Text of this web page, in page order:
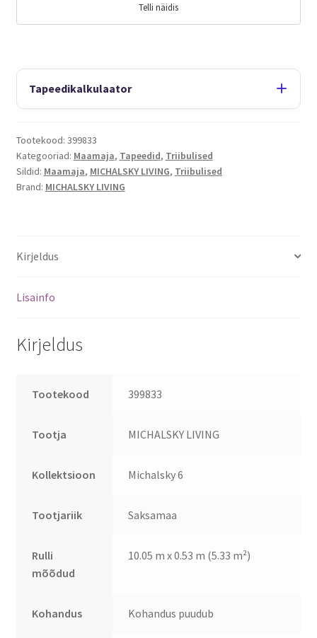
Telli näidis
Tapeedikalkulaator
Tootekood: 399833
Kategooriad: Maamaja, Tapeedid, Triibulised
Sildid: Maamaja, MICHALSKY LIVING, Triibulised
Brand: MICHALSKY LIVING
Kirjeldus
Lisainfo
Kirjeldus
Tootekood 399833
Tootja MICHALSKY LIVING
Kollektsioon Michalsky 6
Tootjariik Saksamaa
Rulli
mõõdud
10.05 m x 0.53 m (5.33 m²)
Kohandus Kohandus puudub